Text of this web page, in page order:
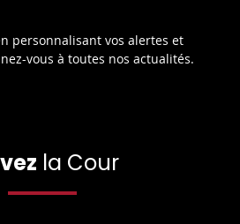
personnalisant vos alertes et
vous à toutes nos actualités.
la Cour